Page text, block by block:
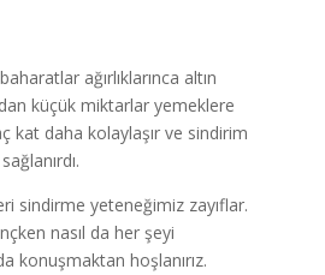
ağırlıklarınca altın
küçük miktarlar yemeklere
kat daha kolaylaşır ve sindirim
sindirme yeteneğimiz zayıflar.
nasıl da her şeyi
konuşmaktan hoşlanırız.